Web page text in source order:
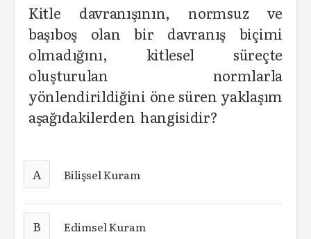
Kitle davranışının, normsuz ve
başıboş olan bir davranış biçimi
olmadığını, kitlesel süreçte
oluşturulan normlarla
yönlendirildiğini öne süren yaklaşım
aşağıdakilerden hangisidir?
A Bilişsel Kuram
B Edimsel Kuram